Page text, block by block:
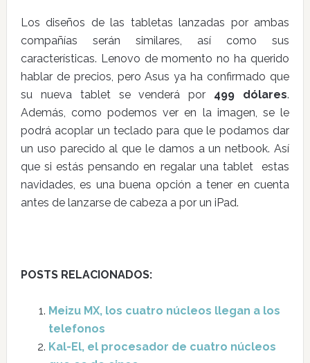
Los diseños de las tabletas lanzadas por ambas
compañías serán similares, así como sus
características. Lenovo de momento no ha querido
hablar de precios, pero Asus ya ha confirmado que
su nueva tablet se venderá por 499 dólares.
Además, como podemos ver en la imagen, se le
podrá acoplar un teclado para que le podamos dar
un uso parecido al que le damos a un netbook. Así
que si estás pensando en regalar una tablet estas
navidades, es una buena opción a tener en cuenta
antes de lanzarse de cabeza a por un iPad.
POSTS RELACIONADOS:
Meizu MX, los cuatro núcleos llegan a los
telefonos
Kal-El, el procesador de cuatro núcleos